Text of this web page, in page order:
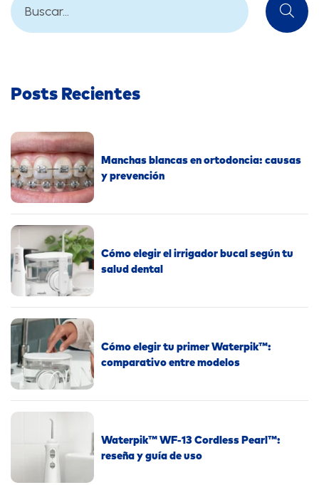
Posts Recientes
Manchas blancas en ortodoncia: causas
y prevención
Cómo elegir el irrigador bucal según tu
salud dental
Cómo elegir tu primer Waterpik™:
comparativo entre modelos
Waterpik™ WF-13 Cordless Pearl™:
reseña y guía de uso